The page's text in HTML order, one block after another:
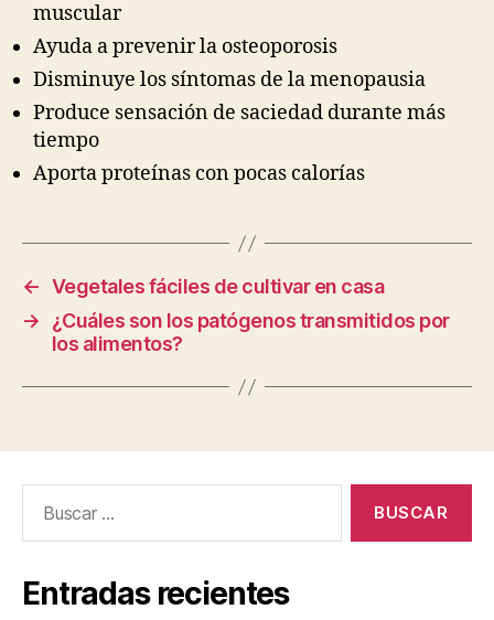
muscular
Ayuda a prevenir la osteoporosis
Disminuye los síntomas de la menopausia
Produce sensación de saciedad durante más
tiempo
Aporta proteínas con pocas calorías
← Vegetales fáciles de cultivar en casa
→
¿Cuáles son los patógenos transmitidos por
los alimentos?
Entradas recientes